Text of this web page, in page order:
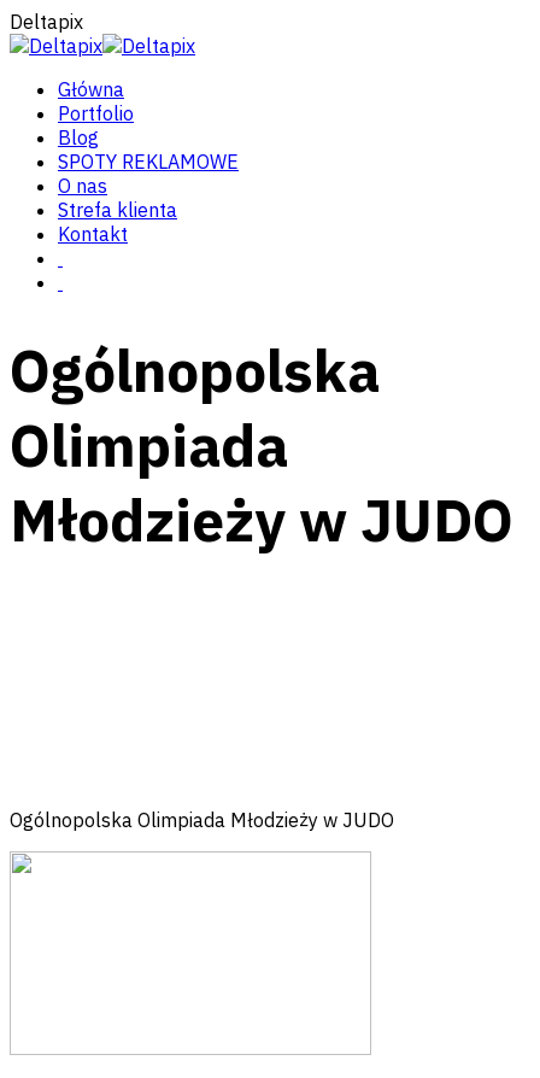
Deltapix
Główna
Portfolio
Blog
SPOTY REKLAMOWE
O nas
Strefa klienta
Kontakt
Ogólnopolska
Olimpiada
Młodzieży w JUDO
Email
Ogólnopolska Olimpiada Młodzieży w JUDO